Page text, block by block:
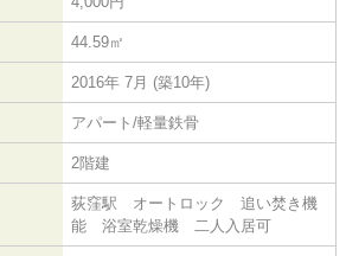
44.59㎡
2016年 7月 (築10年)
アパート/軽量鉄骨
2階建
荻窪駅 オートロック 追い焚き機
能 浴室乾燥機 二人入居可